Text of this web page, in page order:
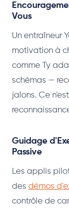
Vous
Un entraîneur
motivation à
comme Ty
schémas —
jalons. Ce
Guidage
Passive
Les applis
des démos
contrôle de